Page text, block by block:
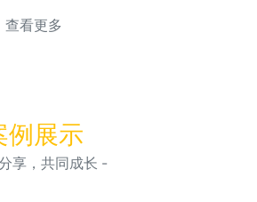
查看更多
例展示
享，共同成长 -